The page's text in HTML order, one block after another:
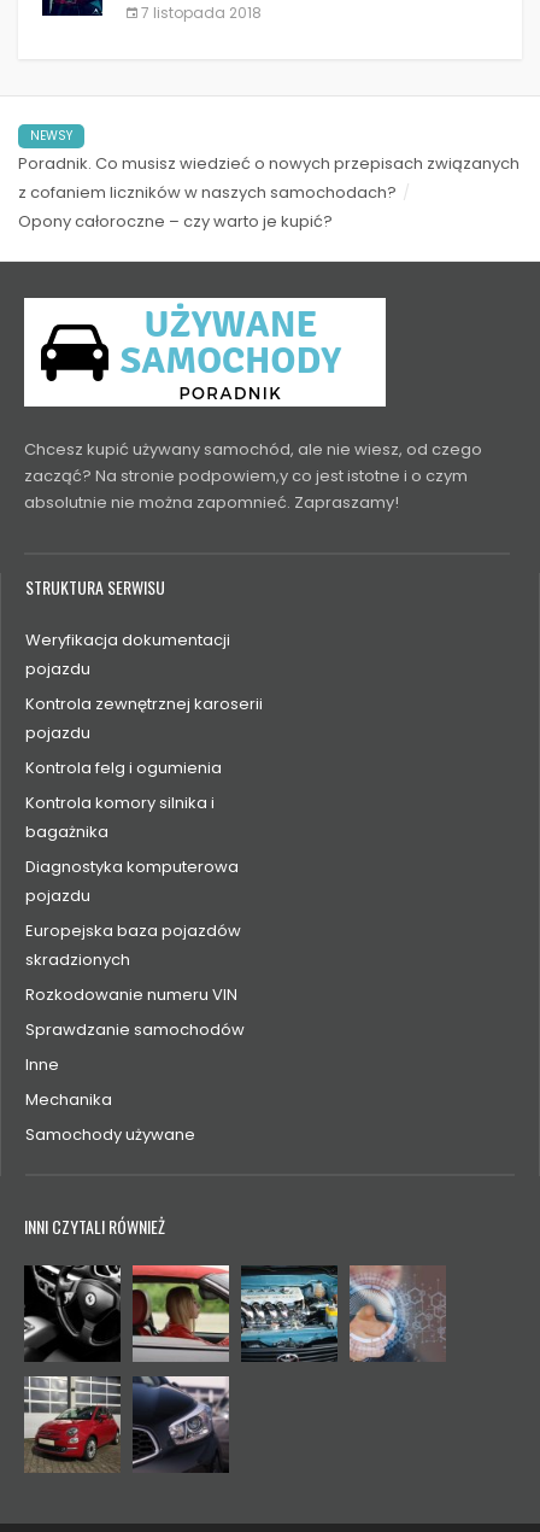
7 listopada 2018
NEWSY
Poradnik. Co musisz wiedzieć o nowych przepisach związanych
z cofaniem liczników w naszych samochodach?
Opony całoroczne – czy warto je kupić?
Chcesz kupić używany samochód, ale nie wiesz, od czego
zacząć? Na stronie podpowiem,y co jest istotne i o czym
absolutnie nie można zapomnieć. Zapraszamy!
STRUKTURA SERWISU
Weryfikacja dokumentacji
pojazdu
Kontrola zewnętrznej karoserii
pojazdu
Kontrola felg i ogumienia
Kontrola komory silnika i
bagażnika
Diagnostyka komputerowa
pojazdu
Europejska baza pojazdów
skradzionych
Rozkodowanie numeru VIN
Sprawdzanie samochodów
Inne
Mechanika
Samochody używane
INNI CZYTALI RÓWNIEŻ